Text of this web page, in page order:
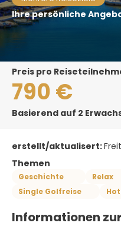
Ihre persönliche
Preis pro
790 €
Basierend auf 2
erstellt/aktualisert:
Themen
Geschichte
Relax
Single Golfreise
Informationen